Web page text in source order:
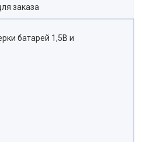
заказа
батарей 1,5В и